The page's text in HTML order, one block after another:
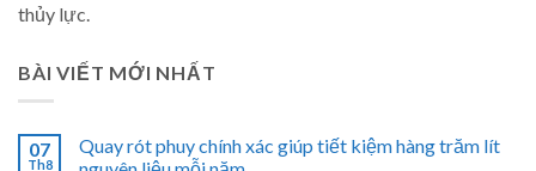
thủy lực.
BÀI VIẾT MỚI NHẤT
07
Th8
Quay rót phuy chính xác giúp tiết kiệm hàng trăm lít